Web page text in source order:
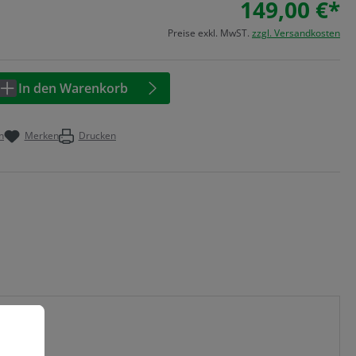
149,00 €*
Preise exkl. MwST. zzgl. Versandkosten
Geben Sie den gewünschten
In den Warenkorb
Merken Drucken